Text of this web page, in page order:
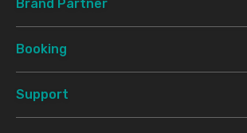
Brand Partner
Booking
Support